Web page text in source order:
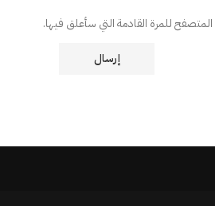
المتصفح للمرة القادمة التي سأعلق فيها.